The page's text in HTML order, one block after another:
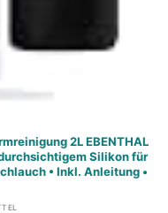
2L EBENTHAL
Silikon für
• Inkl. Anleitung •